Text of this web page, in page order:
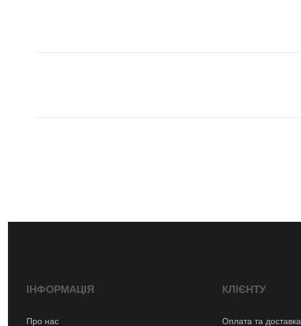
ІНФОРМАЦІЯ
Про нас
КЛІЄНТУ
Оплата та доставка